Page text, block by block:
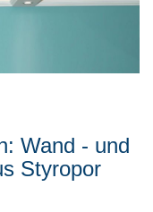
Wand - und
Styropor